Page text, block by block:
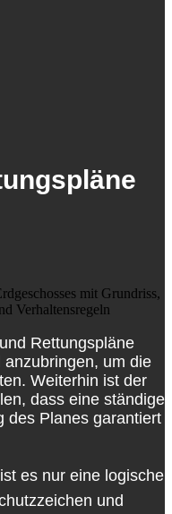
Rettungspläne
um die
Weiterhin ist der
dass eine ständige
des Planes garantiert
es nur eine logische
und